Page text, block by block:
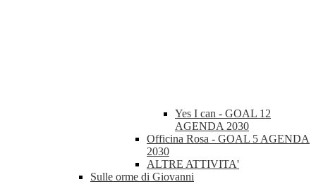
Yes I can - GOAL 12
AGENDA 2030
Officina Rosa - GOAL 5 AGENDA
2030
ALTRE ATTIVITA'
Sulle orme di Giovanni